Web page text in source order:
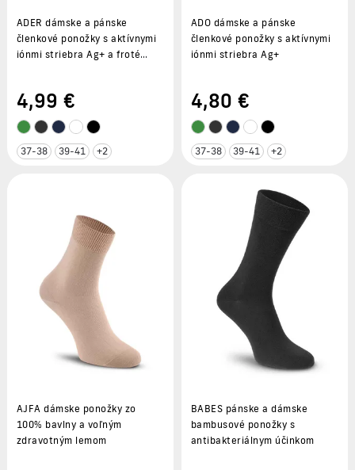
ADER dámske a pánske
členkové ponožky s aktívnymi
iónmi striebra Ag+ a froté
4,99 €
37-38 39-41 +2
ADO dámske a pánske
členkové ponožky s aktívnymi
iónmi striebra Ag+
4,80 €
37-38 39-41 +2
AJFA dámske ponožky zo
100% bavlny a voľným
zdravotným lemom
BABES pánske a dámske
bambusové ponožky s
antibakteriálnym účinkom